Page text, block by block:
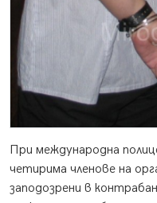
При международна
четирима членове на
заподозрени в